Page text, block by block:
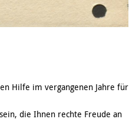
Hilfe im vergangenen Jahre für
die Ihnen rechte Freude an